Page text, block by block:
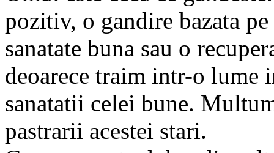
pozitiv, o gandire bazata
sanatate buna sau o
deoarece traim intr-o lume
sanatatii celei bune.
pastrarii acestei stari.